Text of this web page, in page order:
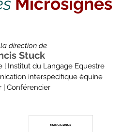
direction de
Stuck
l'Institut du Langage Equestre
interspécifique équine
| Conférencier